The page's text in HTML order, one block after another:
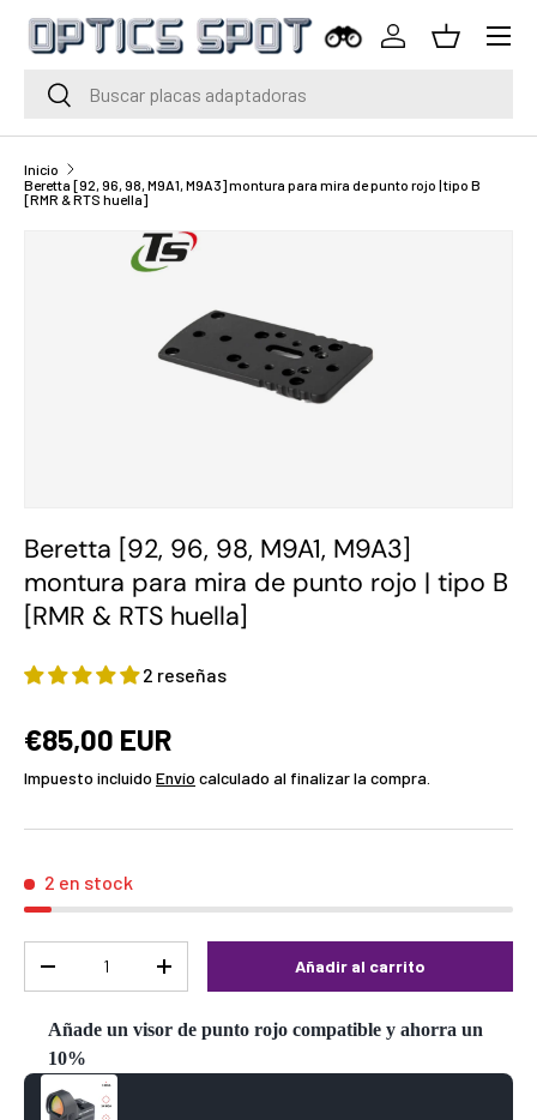
Saltar al contenido
Buscar
Buscar
Iniciar sesión
Cesta
Menú
Inicio
Beretta [92, 96, 98, M9A1, M9A3] montura para mira de punto rojo | tipo B
[RMR & RTS huella]
Beretta [92, 96, 98, M9A1, M9A3]
montura para mira de punto rojo | tipo B
[RMR & RTS huella]
2 reseñas
€85,00 EUR
Impuesto incluido Envío calculado al finalizar la compra.
2 en stock
-
+ Añadir al carrito
Añade un visor de punto rojo compatible y ahorra un
10%
Use the Previous and Next buttons to navigate through product